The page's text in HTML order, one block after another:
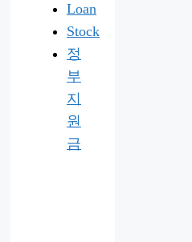
Loan
Stock
정
부
지
원
금